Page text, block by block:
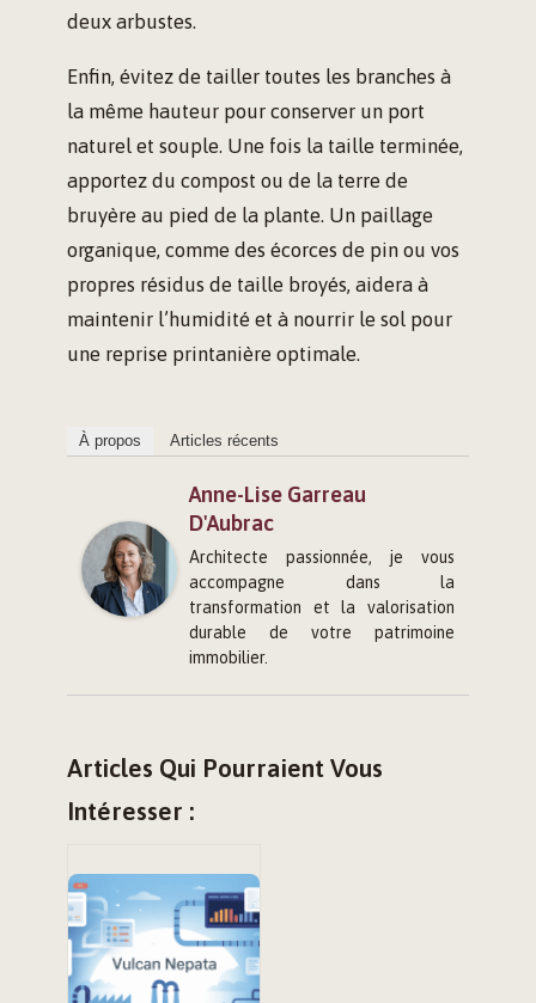
deux arbustes.
Enfin, évitez de tailler toutes les branches à
la même hauteur pour conserver un port
naturel et souple. Une fois la taille terminée,
apportez du compost ou de la terre de
bruyère au pied de la plante. Un paillage
organique, comme des écorces de pin ou vos
propres résidus de taille broyés, aidera à
maintenir l’humidité et à nourrir le sol pour
une reprise printanière optimale.
À propos Articles récents
Anne-Lise Garreau
D'Aubrac
Architecte passionnée, je vous
accompagne dans la
transformation et la valorisation
durable de votre patrimoine
immobilier.
Articles Qui Pourraient Vous
Intéresser :